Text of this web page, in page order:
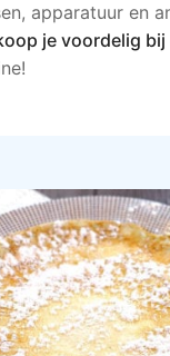
apparatuur en
je voordelig bij